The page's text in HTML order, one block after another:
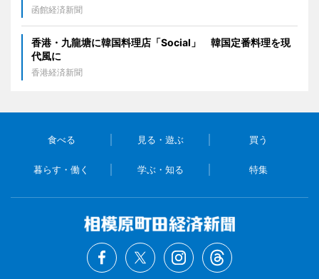
函館経済新聞
香港・九龍塘に韓国料理店「Social」 韓国定番料理を現
代風に
香港経済新聞
食べる 見る・遊ぶ 買う
暮らす・働く 学ぶ・知る 特集